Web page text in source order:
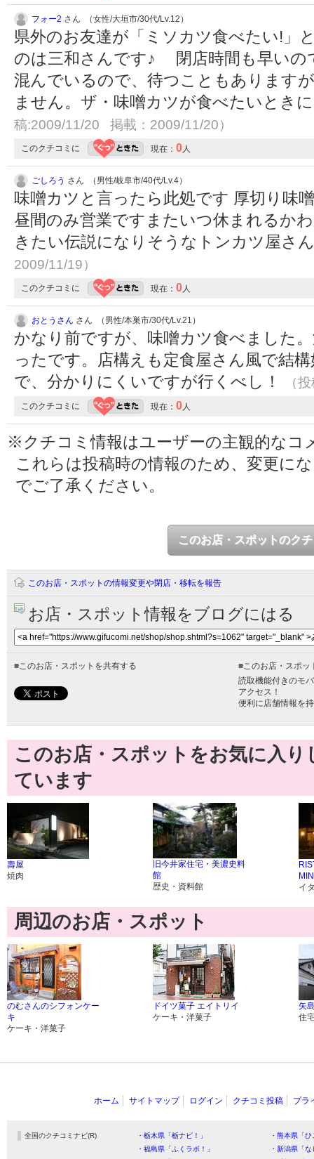
フォー2 さん （女性/大垣市/30代/Lv.12）
県外のお友達が「ミソカツ食べたい!」
のは三和さんです♪ 閉店時間も早いの
混んでいるので、待つこともあります
ません。ザ・味噌カツが食べたいとき
稿:2009/11/20 掲載：2009/11/20）
このクチコミに 現在： 0人
ごしろう さん （男性/岐阜市/40代/Lv.4）
味噌カツと言ったら此処です 厚切り味
昼間のみ営業ですまたいつ休まれるか
きたい伝説になりそうなトンカツ屋さ
2009/11/19）
このクチコミに 現在： 0人
おとうさん さん （男性/本巣市/30代/Lv.21）
かなり前ですが、味噌カツ食べました
ったです。店構えも定食屋さん風で結
で、分かりにくいですが行くべし！
（
このクチコミに 現在： 0人
※クチコミ情報はユーザーの主観的なコ
これらは投稿時の情報のため、変更に
でご了承ください。
このお店・スポットのク
このお店・スポットの情報変更や閉店・移転を報告
お店・スポット情報をブログにはる
■このお店・スポットを共有する ■このお店・スポッ
読取機能付きのモ
アクセス！
便利に店舗情報を
このお店・スポットをお気に入
ています
壽屋
焼肉
旧今井家住宅・美濃史料
館
歴史・資料館
イ
周辺のお店・スポット
のむさんのシフォンケー
キ
ケーキ・洋菓子
ドイツ菓子 エイトリイ
ケーキ・洋菓子
矢
住
ホーム サイトマップ ログイン クチコミ投稿 プラ
全国のクチコミナビ(R) ・栃木県「栃ナビ！」
・熊本県「
・福島県「ふくラボ！」
・新潟県「